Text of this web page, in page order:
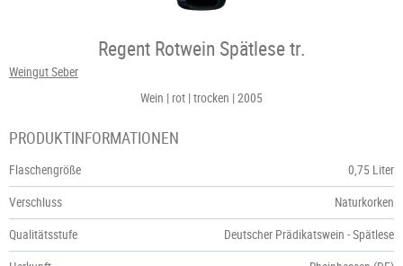
Regent Rotwein Spätlese tr.
Weingut Seber
Wein
rot trocken 2005
PRODUKTINFORMATIONEN
Flaschengröße
0,75 Liter
Verschluss
Naturkorken
Qualitätsstufe
Deutscher Prädikatswein - Spätlese